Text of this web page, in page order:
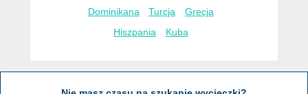
Dominikana
Turcja Grecja
Hiszpania Kuba